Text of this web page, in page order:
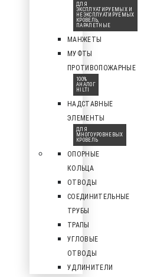
ДЛЯ
ЭКСПЛУАТИРУЕМЫХ И
НЕЭКСПЛУАТИРУЕМЫХ
КРОВЕЛЬ,
ПАРАПЕТНЫЕ
МАНЖЕТЫ
МУФТЫ
ПРОТИВОПОЖАРНЫЕ
100%
АНАЛОГ
HILTI
НАДСТАВНЫЕ
ЭЛЕМЕНТЫ
ДЛЯ
МНОГОУРОВНЕВЫХ
КРОВЕЛЬ
ОПОРНЫЕ
КОЛЬЦА
ОТВОДЫ
СОЕДИНИТЕЛЬНЫЕ
ТРУБЫ
ТРАПЫ
УГЛОВЫЕ
ОТВОДЫ
УДЛИНИТЕЛИ